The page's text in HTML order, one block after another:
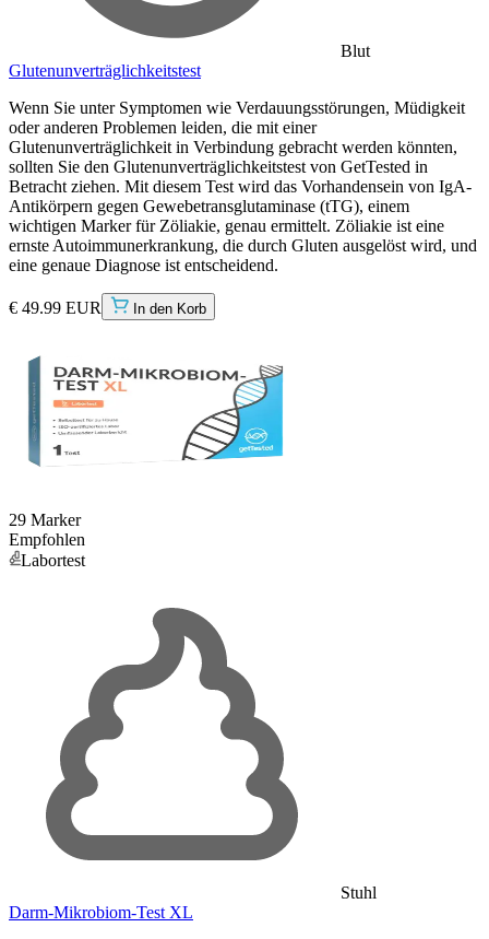
Blut
Glutenunverträglichkeitstest
Wenn Sie unter Symptomen wie Verdauungsstörungen, Müdigkeit
oder anderen Problemen leiden, die mit einer
Glutenunverträglichkeit in Verbindung gebracht werden könnten,
sollten Sie den Glutenunverträglichkeitstest von GetTested in
Betracht ziehen. Mit diesem Test wird das Vorhandensein von IgA-
Antikörpern gegen Gewebetransglutaminase (tTG), einem
wichtigen Marker für Zöliakie, genau ermittelt. Zöliakie ist eine
ernste Autoimmunerkrankung, die durch Gluten ausgelöst wird, und
eine genaue Diagnose ist entscheidend.
€ 49.99 EUR In den Korb
29 Marker
Empfohlen
Labortest
Stuhl
Darm-Mikrobiom-Test XL